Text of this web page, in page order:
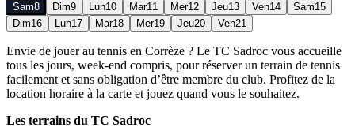
Sam8 Dim9 Lun10 Mar11 Mer12 Jeu13 Ven14 Sam15
Dim16 Lun17 Mar18 Mer19 Jeu20 Ven21
Envie de jouer au tennis en Corrèze ? Le TC Sadroc vous accueille
tous les jours, week-end compris, pour réserver un terrain de tennis
facilement et sans obligation d’être membre du club. Profitez de la
location horaire à la carte et jouez quand vous le souhaitez.
Les terrains du TC Sadroc